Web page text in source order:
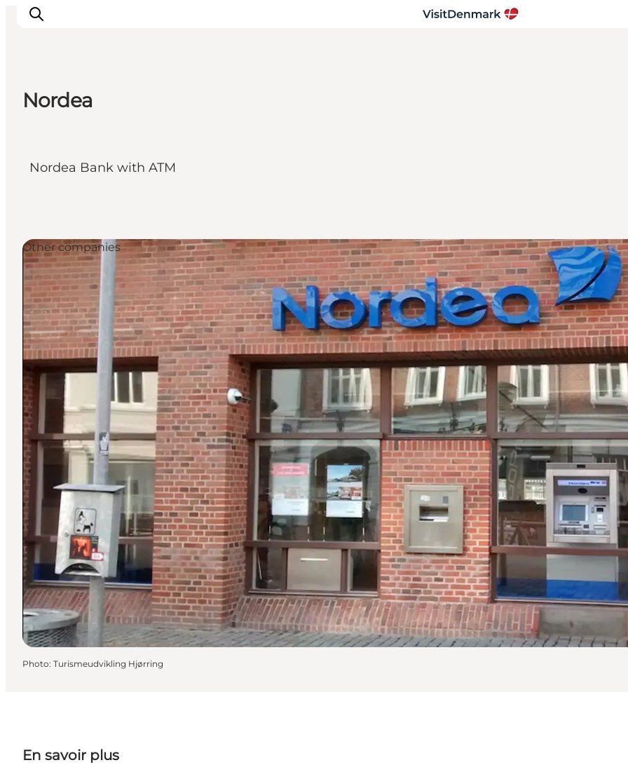
Quoi faire
Nordea
Nordea Bank with ATM
Other companies
Photo: Turismeudvikling Hjørring
En savoir plus